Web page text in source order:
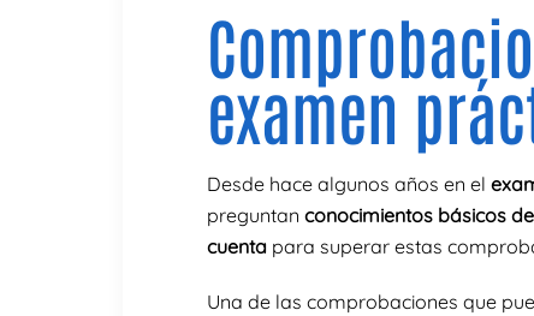
examen
Desde hace algunos años en el
preguntan conocimientos básicos
cuenta para superar estas
Una de las comprobaciones que